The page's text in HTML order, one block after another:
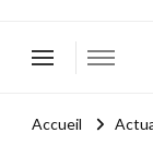
Accueil